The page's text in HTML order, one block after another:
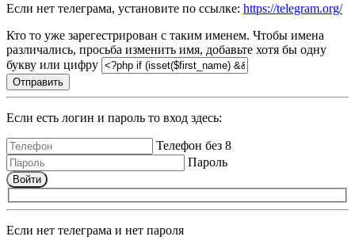
Если нет телеграма, установите по ссылке: https://telegram.org/
Кто то уже зарегестрирован с таким именем. Чтобы имена
различались, просьба изменить имя, добавьте хотя бы одну
букву или цифру
Отправить
Если есть логин и пароль то вход здесь:
Телефон без 8
Пароль
Войти
Если нет телеграма и нет пароля